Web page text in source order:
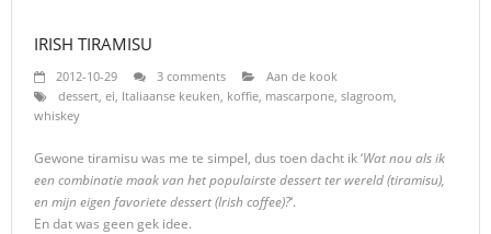
IRISH TIRAMISU
2012-10-29 3 comments
Aan de kook
dessert, ei, Italiaanse keuken, koffie, mascarpone, slagroom,
whiskey
Gewone tiramisu was me te simpel, dus toen dacht ik ‘Wat nou als ik
een combinatie maak van het populairste dessert ter wereld (tiramisu),
en mijn eigen favoriete dessert (Irish coffee)?‘.
En dat was geen gek idee.